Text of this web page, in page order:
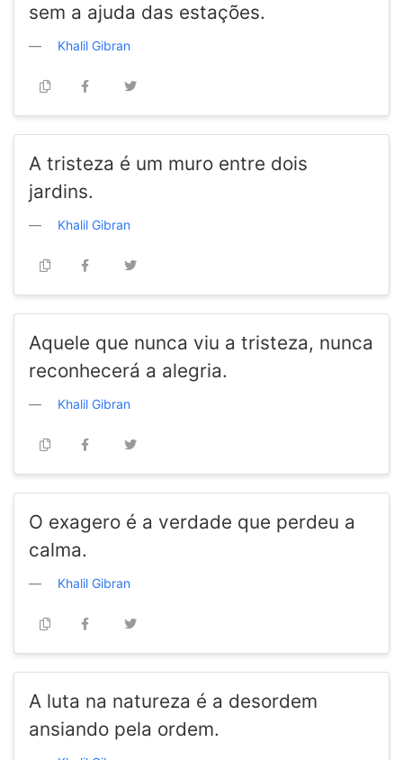
sem a ajuda das estações.
Khalil Gibran
A tristeza é um muro entre dois
jardins.
Khalil Gibran
Aquele que nunca viu a tristeza, nunca
reconhecerá a alegria.
Khalil Gibran
O exagero é a verdade que perdeu a
calma.
Khalil Gibran
A luta na natureza é a desordem
ansiando pela ordem.